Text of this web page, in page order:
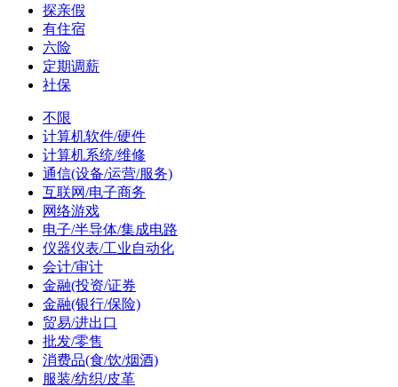
探亲假
有住宿
六险
定期调薪
社保
不限
计算机软件/硬件
计算机系统/维修
通信(设备/运营/服务)
互联网/电子商务
网络游戏
电子/半导体/集成电路
仪器仪表/工业自动化
会计/审计
金融(投资/证券
金融(银行/保险)
贸易/进出口
批发/零售
消费品(食/饮/烟酒)
服装/纺织/皮革